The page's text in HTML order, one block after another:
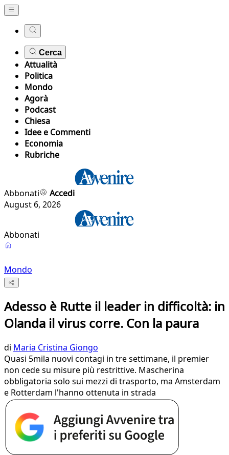
Cerca
Attualità
Politica
Mondo
Agorà
Podcast
Chiesa
Idee e Commenti
Economia
Rubriche
Abbonati
Accedi
August 6, 2026
Abbonati
Mondo
Adesso è Rutte il leader in difficoltà: in
Olanda il virus corre. Con la paura
di Maria Cristina Giongo
Quasi 5mila nuovi contagi in tre settimane, il premier
non cede su misure più restrittive. Mascherina
obbligatoria solo sui mezzi di trasporto, ma Amsterdam
e Rotterdam l'hanno ottenuta in strada